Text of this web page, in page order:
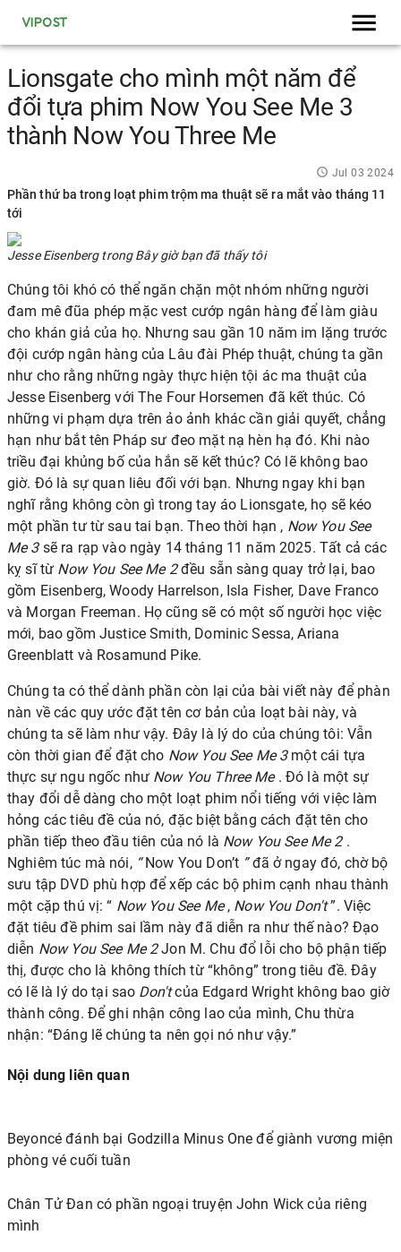
VIPOST
Lionsgate cho mình một năm để
đổi tựa phim Now You See Me 3
thành Now You Three Me
Jul 03 2024
Phần thứ ba trong loạt phim trộm ma thuật sẽ ra mắt vào tháng 11
tới
Jesse Eisenberg trong Bây giờ bạn đã thấy tôi
Chúng tôi khó có thể ngăn chặn một nhóm những người
đam mê đũa phép mặc vest cướp ngân hàng để làm giàu
cho khán giả của họ. Nhưng sau gần 10 năm im lặng trước
đội cướp ngân hàng của Lâu đài Phép thuật, chúng ta gần
như cho rằng những ngày thực hiện tội ác ma thuật của
Jesse Eisenberg với The Four Horsemen đã kết thúc. Có
những vi phạm dựa trên ảo ảnh khác cần giải quyết, chẳng
hạn như bắt tên Pháp sư đeo mặt nạ hèn hạ đó. Khi nào
triều đại khủng bố của hắn sẽ kết thúc? Có lẽ không bao
giờ. Đó là sự quan liêu đối với bạn. Nhưng ngay khi bạn
nghĩ rằng không còn gì trong tay áo Lionsgate, họ sẽ kéo
một phần tư từ sau tai bạn.Theo thời hạn , Now You See
Me 3sẽ ra rạp vào ngày 14 tháng 11 năm 2025. Tất cả các
kỵ sĩ từ Now You See Me 2đều sẵn sàng quay trở lại, bao
gồm Eisenberg, Woody Harrelson, Isla Fisher, Dave Franco
và Morgan Freeman. Họ cũng sẽ có một số người học việc
mới, bao gồm Justice Smith, Dominic Sessa, Ariana
Greenblatt và Rosamund Pike.
Chúng ta có thể dành phần còn lại của bài viết này để phàn
nàn về các quy ước đặt tên cơ bản của loạt bài này, và
chúng ta sẽ làm như vậy. Đây là lý do của chúng tôi: Vẫn
còn thời gian để đặt cho Now You See Me 3một cái tựa
thực sự ngu ngốc như Now You Three Me. Đó là một sự
thay đổi dễ dàng cho một loạt phim nổi tiếng với việc làm
hỏng các tiêu đề của nó, đặc biệt bằng cách đặt tên cho
phần tiếp theo đầu tiên của nó là Now You See Me 2.
Nghiêm túc mà nói, “Now You Don’t ”đã ở ngay đó, chờ bộ
sưu tập DVD phù hợp để xếp các bộ phim cạnh nhau thành
một cặp thú vị: “ Now You See Me, Now You Don't”. Việc
đặt tiêu đề phim sai lầm này đã diễn ra như thế nào? Đạo
diễn Now You See Me 2 Jon M. Chu đổ lỗi cho bộ phận tiếp
thị, được cho là không thích từ “không” trong tiêu đề. Đây
có lẽ là lý do tại sao Don'tcủa Edgard Wright không bao giờ
thành công. Để ghi nhận công lao của mình, Chu thừa
nhận: “Đáng lẽ chúng ta nên gọi nó như vậy.”
Nội dung liên quan
Beyoncé đánh bại Godzilla Minus One để giành vương miện
phòng vé cuối tuần
Chân Tử Đan có phần ngoại truyện John Wick của riêng
mình